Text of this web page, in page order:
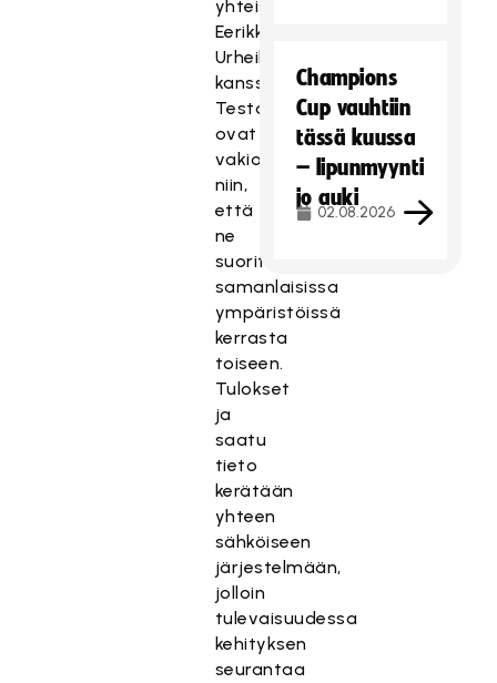
yhteistyössä
Eerikkilän
Urheiluopiston
kanssa.
Testausolosuhteet
ovat
vakioitu
niin,
että
ne
suoritetaan
samanlaisissa
ympäristöissä
kerrasta
toiseen.
Tulokset
ja
saatu
tieto
kerätään
yhteen
sähköiseen
järjestelmään,
jolloin
tulevaisuudessa
kehityksen
seurantaa
Champions
Cup vauhtiin
tässä kuussa
– lipunmyynti
jo auki
02.08.2026